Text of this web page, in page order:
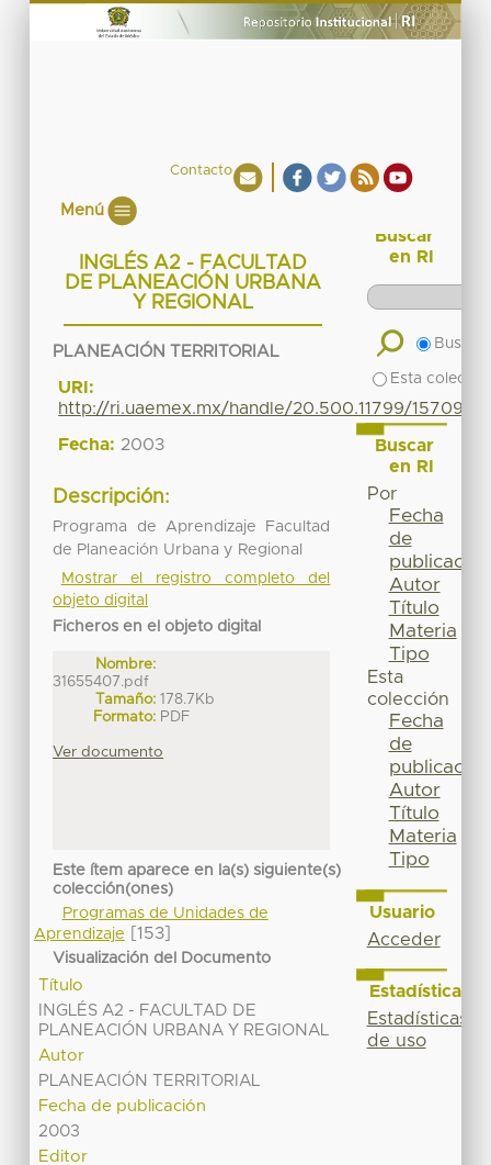
Contacto
Menú
INGLÉS A2 - FACULTAD
DE PLANEACIÓN URBANA
Y REGIONAL
PLANEACIÓN TERRITORIAL
URI:
http://ri.uaemex.mx/handle/20.500.11799/15709
Fecha: 2003
Descripción:
Programa de Aprendizaje Facultad
de Planeación Urbana y Regional
Mostrar el registro completo del
objeto digital
Ficheros en el objeto digital
Nombre:
31655407.pdf
Tamaño: 178.7Kb
Formato: PDF
Ver documento
Este ítem aparece en la(s) siguiente(s)
colección(ones)
Programas de Unidades de
Aprendizaje
[153]
Visualización del Documento
Título
INGLÉS A2 - FACULTAD DE
PLANEACIÓN URBANA Y REGIONAL
Autor
PLANEACIÓN TERRITORIAL
Fecha de publicación
2003
Editor
Buscar
en RI
Buscar
Esta
Buscar
en RI
Por
Fecha
de
publicación
Autor
Título
Materia
Tipo
Esta
colección
Fecha
de
publicación
Autor
Título
Materia
Tipo
Usuario
Acceder
Estadísticas
Estadísticas
de uso